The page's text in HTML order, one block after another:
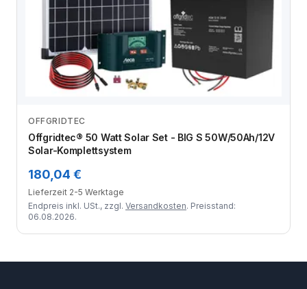
OFFGRIDTEC
Offgridtec® 50 Watt Solar Set - BIG S 50W/50Ah/12V
Solar-Komplettsystem
180,04 €
Lieferzeit 2-5 Werktage
Endpreis inkl. USt., zzgl. Versandkosten. Preisstand:
06.08.2026.